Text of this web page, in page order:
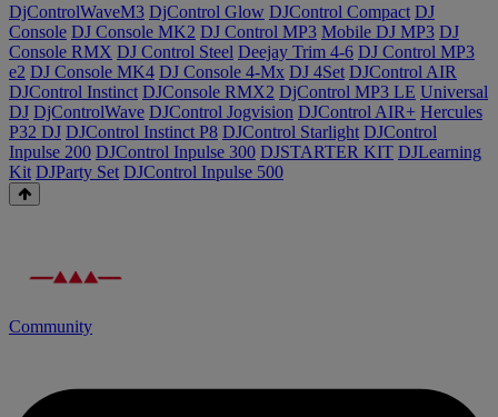
DjControlWaveM3 DjControl Glow DJControl Compact DJ
Console DJ Console MK2 DJ Control MP3 Mobile DJ MP3 DJ
Console RMX DJ Control Steel Deejay Trim 4-6 DJ Control MP3
e2 DJ Console MK4 DJ Console 4-Mx DJ 4Set DJControl AIR
DJControl Instinct DJConsole RMX2 DjControl MP3 LE Universal
DJ DjControlWave DJControl Jogvision DJControl AIR+ Hercules
P32 DJ DJControl Instinct P8 DJControl Starlight DJControl
Inpulse 200 DJControl Inpulse 300 DJSTARTER KIT DJLearning
Kit DJParty Set DJControl Inpulse 500
Community